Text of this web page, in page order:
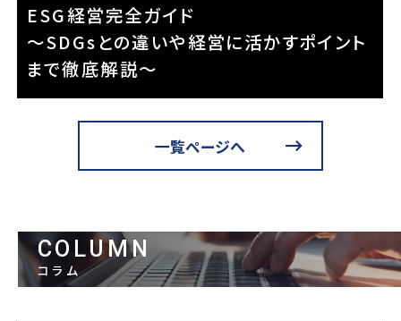
ESG経営完全ガイド
～SDGsとの違いや経営に活かすポイント
まで徹底解説～
一覧ページへ
COLUMN
コラム